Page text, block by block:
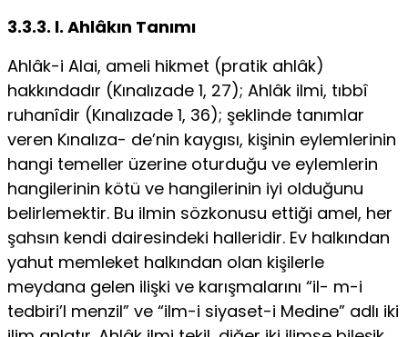
3.3.3. l. Ahlâkın Tanımı
Ahlâk-i Alai, ameli hikmet (pratik ahlâk)
hakkındadır (Kınalızade 1, 27); Ahlâk ilmi, tıbbî
ruhanîdir (Kınalızade 1, 36); şeklinde tanımlar
veren Kınalıza- de’nin kaygısı, kişinin eylemlerinin
hangi temeller üzerine oturduğu ve eylemle­rin
hangilerinin kötü ve hangilerinin iyi olduğunu
belirlemektir. Bu ilmin sözkonusu ettiği amel, her
şahsın kendi dairesindeki halleridir. Ev halkından
ya­hut memleket halkından olan kişilerle
meydana gelen ilişki ve karışmalarını “il- m-i
tedbiri’l menzil” ve “ilm-i siyaset-i Medine” adlı iki